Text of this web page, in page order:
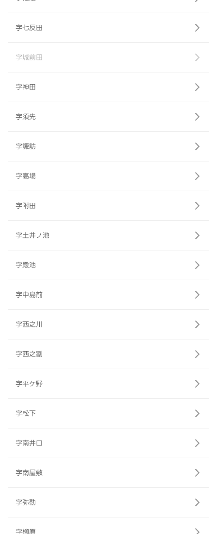
字七反田
字城前田
字神田
字須先
字諏訪
字高場
字附田
字土井ノ池
字殿池
字中島前
字西之川
字西之割
字平ケ野
字松下
字南井口
字南屋敷
字弥勒